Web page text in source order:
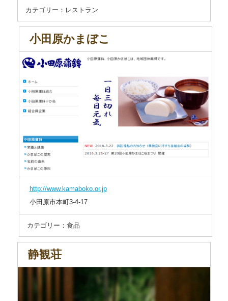
カテゴリー：レストラン
小田原かまぼこ
http://www.kamaboko.or.jp
小田原市本町3-4-17
カテゴリー：食品
静観荘